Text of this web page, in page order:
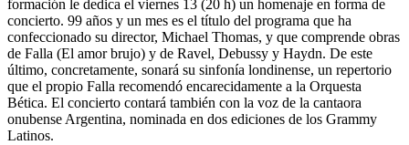
formación le dedica el viernes 13 (20 h) un homenaje en forma de
concierto. 99 años y un mes es el título del programa que ha
confeccionado su director, Michael Thomas, y que comprende obras
de Falla (El amor brujo) y de Ravel, Debussy y Haydn. De este
último, concretamente, sonará su sinfonía londinense, un repertorio
que el propio Falla recomendó encarecidamente a la Orquesta
Bética. El concierto contará también con la voz de la cantaora
onubense Argentina, nominada en dos ediciones de los Grammy
Latinos.